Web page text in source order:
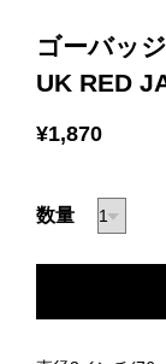
ゴーバッ
UK RED
¥1,870
数量